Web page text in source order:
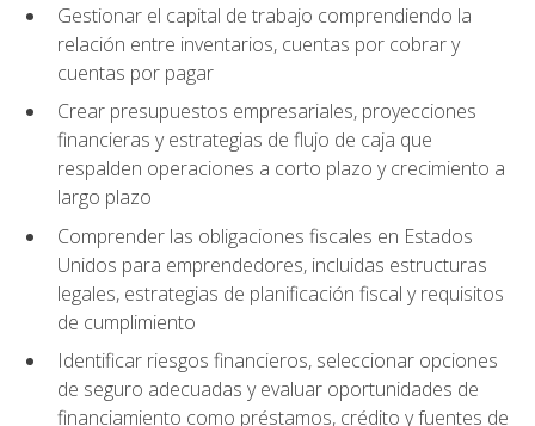
Gestionar el capital de trabajo comprendiendo la
relación entre inventarios, cuentas por cobrar y
cuentas por pagar
Crear presupuestos empresariales, proyecciones
financieras y estrategias de flujo de caja que
respalden operaciones a corto plazo y crecimiento a
largo plazo
Comprender las obligaciones fiscales en Estados
Unidos para emprendedores, incluidas estructuras
legales, estrategias de planificación fiscal y requisitos
de cumplimiento
Identificar riesgos financieros, seleccionar opciones
de seguro adecuadas y evaluar oportunidades de
financiamiento como préstamos, crédito y fuentes de